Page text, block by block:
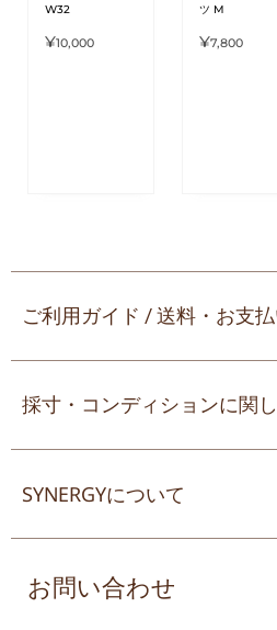
W32
¥10,000
ツ M
¥7,800
ご利用ガイド / 送料・お支
採寸・コンディションに関
SYNERGYについて
お問い合わせ